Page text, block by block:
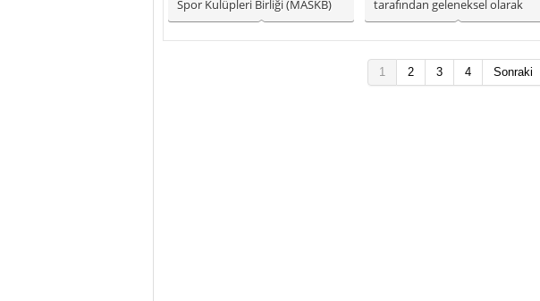
Spor Kulüpleri Birliği (MASKB)
Başkanı Atilla Taşören, ilçede..
tarafından geleneksel olarak
düzenlenen 34. Tatlıtop Bask..
1 2 3 4 Sonraki